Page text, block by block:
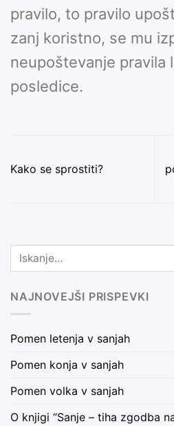
pravilo, to pravilo
zanj koristno, se mu
neupoštevanje pravila
posledice.
Kako se sprostiti?
NAJNOVEJŠI PRISPEVKI
Pomen letenja v sanjah
Pomen konja v sanjah
Pomen volka v sanjah
O knjigi “Sanje – tiha zgodba